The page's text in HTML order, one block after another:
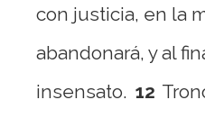
con justicia, en la
abandonará, y al
insensato. 12